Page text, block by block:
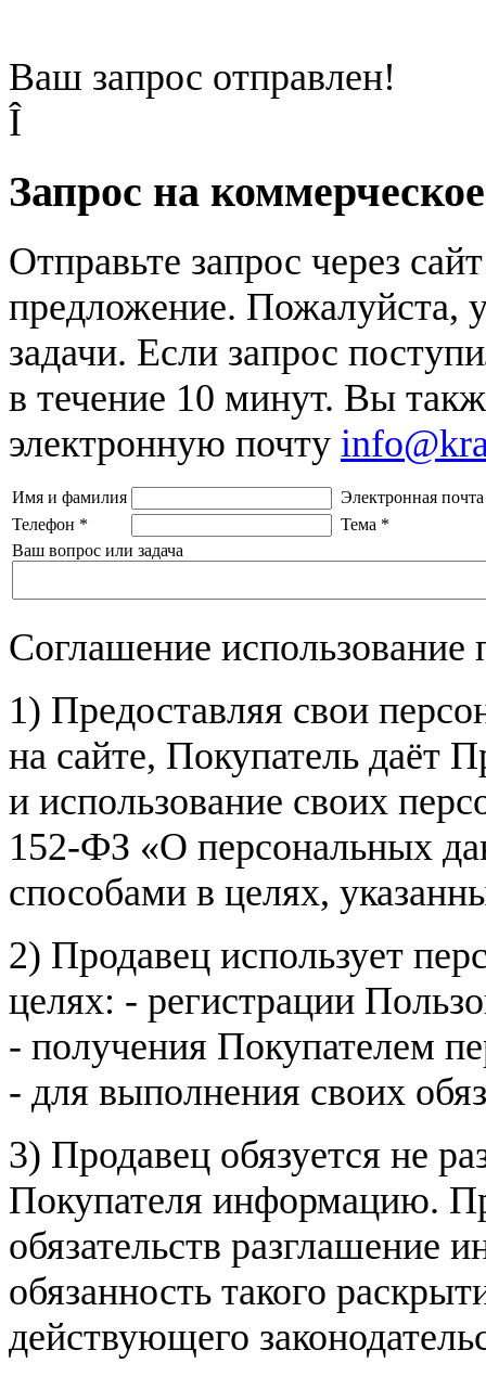
Ваш запрос отправлен!
Î
Запрос на
Отправьте запрос через
предложение. Пожалуйста,
задачи. Если запрос
в течение 10 минут. Вы
электронную почту
Имя и фамилия
Электронная почта
Телефон * Тема *
Ваш вопрос или задача
Соглашение
1) Предоставляя свои
на сайте, Покупатель даёт
и использование своих
152-ФЗ «О персональных
способами в целях,
2) Продавец использует
целях: - регистрации
- получения Покупателем
- для выполнения своих
3) Продавец обязуется не
Покупателя информацию.
обязательств разглашение
обязанность такого
действующего